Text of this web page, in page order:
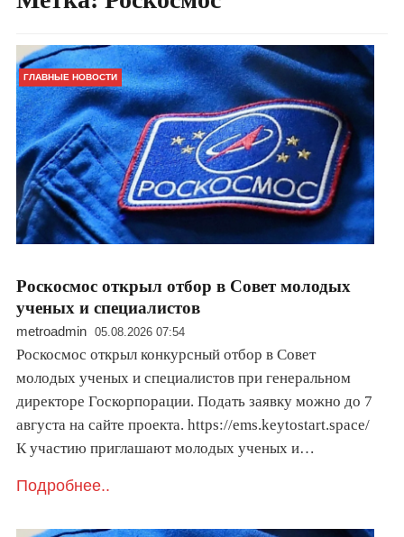
ГЛАВНЫЕ НОВОСТИ
Роскосмос открыл отбор в Совет молодых
ученых и специалистов
metroadmin 05.08.2026 07:54
Роскосмос открыл конкурсный отбор в Совет
молодых ученых и специалистов при генеральном
директоре Госкорпорации. Подать заявку можно до 7
августа на сайте проекта. https://ems.keytostart.space/
К участию приглашают молодых ученых и…
Подробнее..